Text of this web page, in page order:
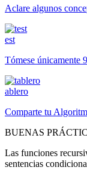
Aclare algunos
est
Tómese únicamente
ablero
Comparte tu
BUENAS
Las funciones
sentencias